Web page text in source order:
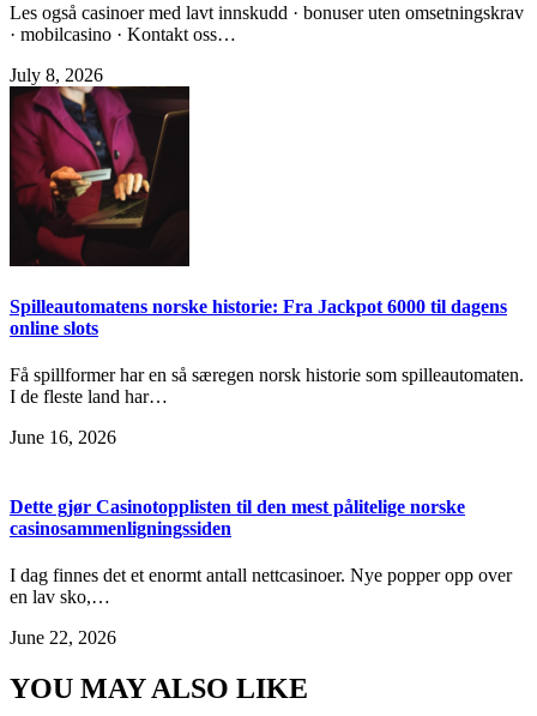
Les også casinoer med lavt innskudd · bonuser uten omsetningskrav
· mobilcasino · Kontakt oss…
July 8, 2026
Spilleautomatens norske historie: Fra Jackpot 6000 til dagens
online slots
Få spillformer har en så særegen norsk historie som spilleautomaten.
I de fleste land har…
June 16, 2026
Dette gjør Casinotopplisten til den mest pålitelige norske
casinosammenligningssiden
I dag finnes det et enormt antall nettcasinoer. Nye popper opp over
en lav sko,…
June 22, 2026
YOU MAY ALSO LIKE